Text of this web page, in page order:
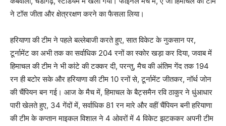
ने टॉस जीता और क्षेत्ररक्षण करने का फैसला लिया।
हरियाणा की टीम ने पहले बल्लेबाजी करते हुए, सात विकेट के नुकसान पर,
टूर्नामेंट का अभी तक का सर्वाधिक 204 रनों का स्कोर खड़ा कर दिया, जवाब में
हिमाचल की टीम ने भी कांटे की टक्कर दी, परन्तु, मैच की अंतिम गेंद तक 194
रन ही बटोर सके और हरियाणा की टीम 10 रनों से, टूर्नामेंट जीतकर, नॉर्थ जोन
की चैंपियन बन गई। आज के मैच में, हिमाचल के बैट्समैन रवि ठाकुर ने धुंआधार
पारी खेलते हुए, 34 गेंदों में, सर्वाधिक 81 रन मारे और वहीं चैंपियन बनी हरियाणा
की टीम के कप्तान माइकल विशाल ने 4 ओवरों में 4 विकेट झटककर अपनी टीम